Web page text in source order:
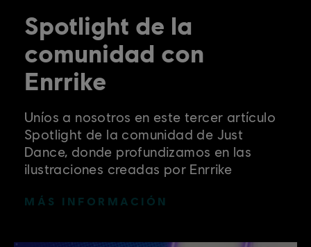
Spotlight de la
comunidad con
Enrrike
Uníos a nosotros en este tercer artículo
Spotlight de la comunidad de Just
Dance, donde profundizamos en las
ilustraciones creadas por Enrrike
MÁS INFORMACIÓN